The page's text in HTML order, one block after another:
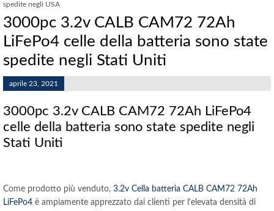
spedite negli USA
3000pc 3.2v CALB CAM72 72Ah
LiFePo4 celle della batteria sono state
spedite negli Stati Uniti
aprile 23, 2021
3000pc 3.2v CALB CAM72 72Ah LiFePo4
celle della batteria sono state spedite negli
Stati Uniti
Come prodotto più venduto, 3.2v Cella batteria CALB CAM72 72Ah
LiFePo4 è ampiamente apprezzato dai clienti per l'elevata densità di